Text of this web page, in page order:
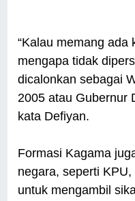
“Kalau memang ada
mengapa tidak
dicalonkan sebagai
2005 atau Gubernur
kata Defiyan.
Formasi Kagama
negara, seperti
untuk mengambil